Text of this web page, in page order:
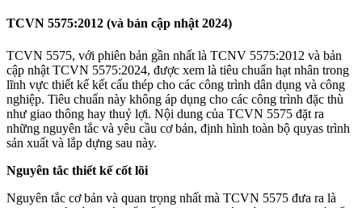
TCVN 5575:2012 (và bản cập nhật 2024)
TCVN 5575, với phiên bản gần nhất là TCNV 5575:2012 và bản
cập nhật TCVN 5575:2024, được xem là tiêu chuẩn hạt nhân trong
lĩnh vực thiết kế kết cấu thép cho các công trình dân dụng và công
nghiệp. Tiêu chuẩn này không áp dụng cho các công trình đặc thù
như giao thông hay thuỷ lợi. Nội dung của TCVN 5575 đặt ra
những nguyên tắc và yêu cầu cơ bản, định hình toàn bộ quyas trình
sản xuất và lắp dựng sau này.
Nguyên tắc thiết kế cốt lõi
Nguyên tắc cơ bản và quan trọng nhất mà TCVN 5575 đưa ra là